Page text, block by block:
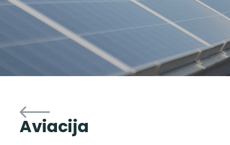
Aviacija